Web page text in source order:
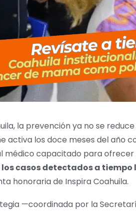
la prevención ya no se
activa los doce meses del año
médico capacitado para ofrecer
los casos detectados a
honoraria de Inspira Coahuila.
—coordinada por la